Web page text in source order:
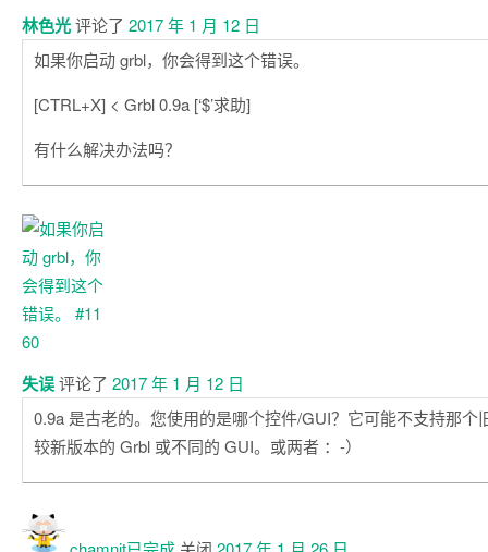
林色光评论了 2017 年 1 月 12 日
如果你启动 grbl，你会得到这个错误。
[CTRL+X] < Grbl 0.9a [‘$’求助]
有什么解决办法吗？
失误评论了 2017 年 1 月 12 日
0.9a 是古老的。您使用的是哪个控件/GUI？它可能不支持那个
较新版本的 Grbl 或不同的 GUI。或两者 ：-）